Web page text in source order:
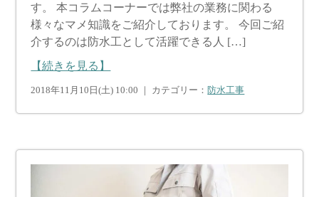
す。 本コラムコーナーでは弊社の業務に関わる
様々なマメ知識をご紹介しております。 今回ご紹
介するのは防水工として活躍できる人 […]
【続きを見る】
2018年11月10日(土) 10:00 ｜ カテゴリー： 防水工事